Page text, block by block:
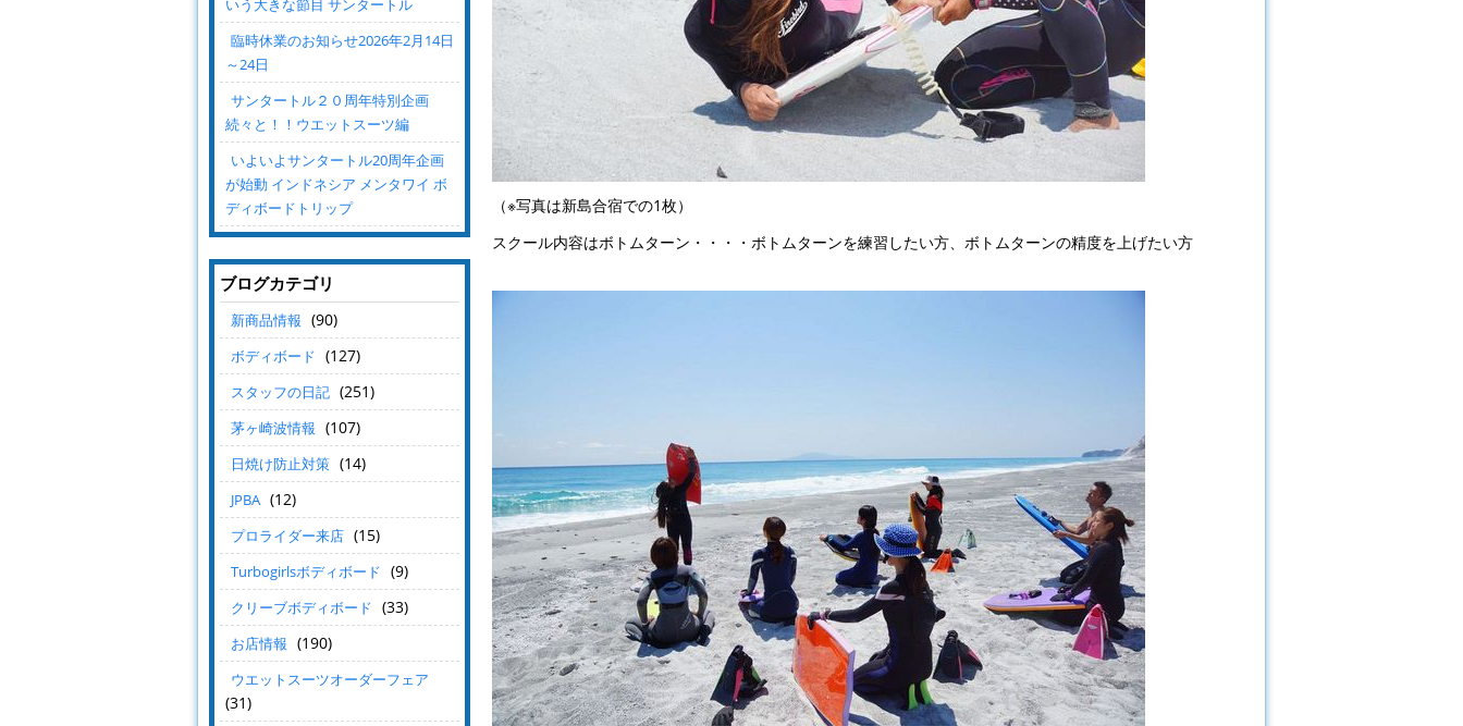
（※写真は新島合宿での1枚）
スクール内容はボトムターン・・・・ボトムターンを練習したい方、ボトムターンの精度を上げたい方
いう大きな節目 サンタートル
臨時休業のお知らせ2026年2月14日
～24日
サンタートル２０周年特別企画
続々と！！ウエットスーツ編
いよいよサンタートル20周年企画
が始動 インドネシア メンタワイ ボ
ディボードトリップ
ブログカテゴリ
新商品情報 (90)
ボディボード (127)
スタッフの日記 (251)
茅ヶ崎波情報 (107)
日焼け防止対策 (14)
JPBA (12)
プロライダー来店 (15)
Turbogirlsボディボード (9)
クリーブボディボード (33)
お店情報 (190)
ウエットスーツオーダーフェア
(31)